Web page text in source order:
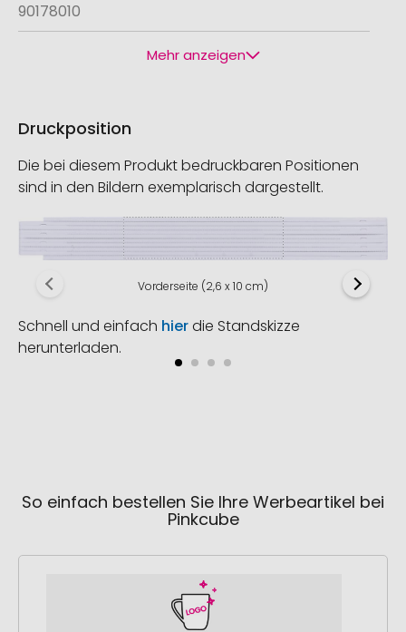
90178010
Mehr anzeigen
Druckposition
Die bei diesem Produkt bedruckbaren Positionen
sind in den Bildern exemplarisch dargestellt.
Vorderseite (2,6 x 10 cm)
Schnell und einfach hierdie Standskizze
herunterladen.
So einfach bestellen Sie Ihre Werbeartikel bei
Pinkcube